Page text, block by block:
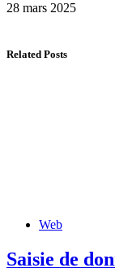
28 mars 2025
Related Posts
Web
Saisie de